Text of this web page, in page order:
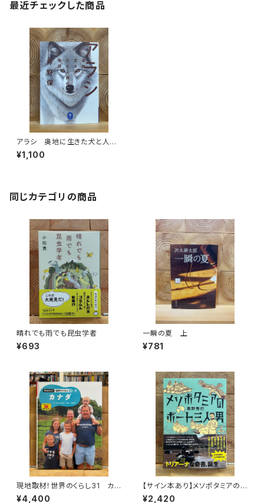
最近チェックした商品
アラシ 奥地に生きた犬と人間
の物語
¥1,100
同じカテゴリの商品
晴れでも雨でも昆虫学者
¥693
一瞬の夏 上
¥781
現地取材！世界のくらし31 カナ
ダ
¥4,400
【サイン本あり】メソポタミアの
ボート三人男
¥2,420